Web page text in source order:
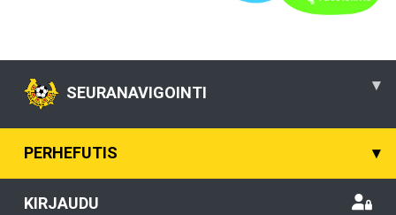
SEURANAVIGOINTI ▾
PERHEFUTIS ▾
KIRJAUDU